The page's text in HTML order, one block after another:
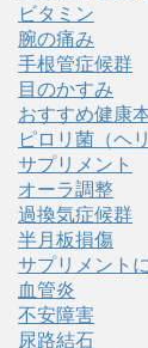
ビタミン
腕の痛み
手根管症候群
目のかすみ
おすすめ健康
ピロリ菌（ヘ
サプリメント
オーラ調整
過換気症候群
半月板損傷
サプリメント
血管炎
不安障害
尿路結石